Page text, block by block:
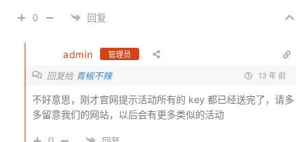
0 回复
admin 管理员
回复给 青椒不辣 13 年 前
不好意思，刚才官网提示活动所有的 key 都已经送完了，请多
多留意我们的网站，以后会有更多类似的活动